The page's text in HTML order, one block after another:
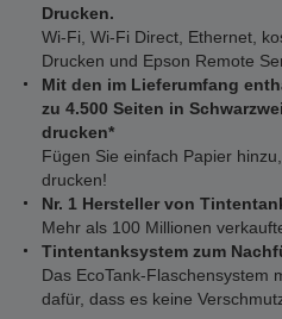
Drucken.
Wi-Fi, Wi-Fi Direct, Ethernet,
Drucken und Epson Remote
Mit den im Lieferumfang
zu 4.500 Seiten in
drucken*
Fügen Sie einfach Papier
drucken!
Nr. 1 Hersteller von
Mehr als 100 Millionen
Tintentanksystem zum
Das EcoTank-Flaschensystem
dafür, dass es keine